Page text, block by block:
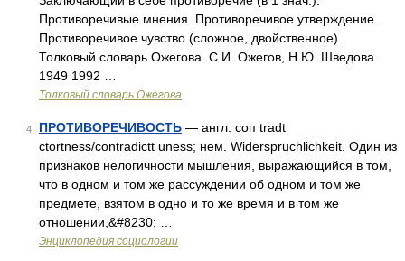
Противоречивые мнения. Противоречивое утверждение.
Противоречивое чувство (сложное, двойственное).
Толковый словарь Ожегова. С.И. Ожегов, Н.Ю. Шведова.
1949 1992 …
Толковый словарь Ожегова
4 ПРОТИВОРЕЧИВОСТЬ — англ. соп tradt
ctortness/contradictt uness; нем. Widerspruchlichkeit. Один из
признаков нелогичности мышления, выражающийся в том,
что в одном и том же рассуждении об одном и том же
предмете, взятом в одно и то же время и в том же
отношении,&#8230; …
Энциклопедия социологии